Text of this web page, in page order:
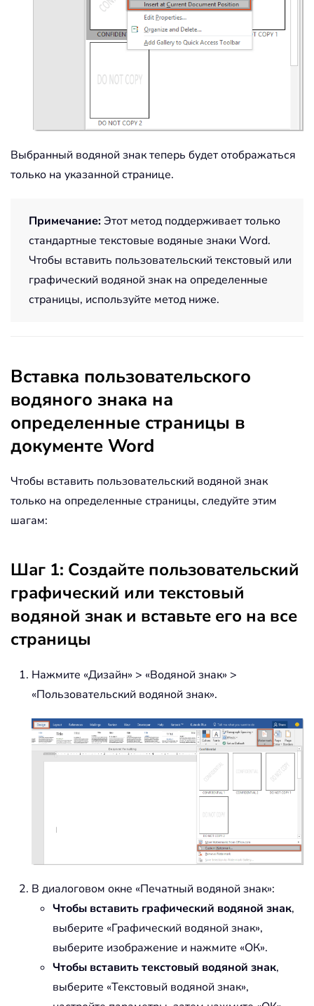
Выбранный водяной знак теперь будет отображаться
только на указанной странице.
Примечание:Этот метод поддерживает только
стандартные текстовые водяные знаки Word.
Чтобы вставить пользовательский текстовый или
графический водяной знак на определенные
страницы, используйте метод ниже.
Вставка пользовательского
водяного знака на
определенные страницы в
документе Word
Чтобы вставить пользовательский водяной знак
только на определенные страницы, следуйте этим
шагам:
Шаг 1: Создайте пользовательский
графический или текстовый
водяной знак и вставьте его на все
страницы
Нажмите «Дизайн» > «Водяной знак» >
«Пользовательский водяной знак».
В диалоговом окне «Печатный водяной знак»:
Чтобы вставить графический водяной знак,
выберите «Графический водяной знак»,
выберите изображение и нажмите «ОК».
Чтобы вставить текстовый водяной знак,
выберите «Текстовый водяной знак»,